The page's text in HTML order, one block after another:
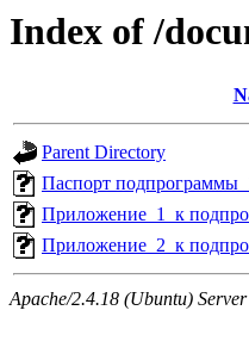
Index of /
Parent Directory
Паспорт
Приложение_1_к
Приложение_2_к
Apache/2.4.18 (Ubuntu)